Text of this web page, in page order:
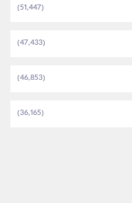
(51,447)
(47,433)
(46,853)
(36,165)